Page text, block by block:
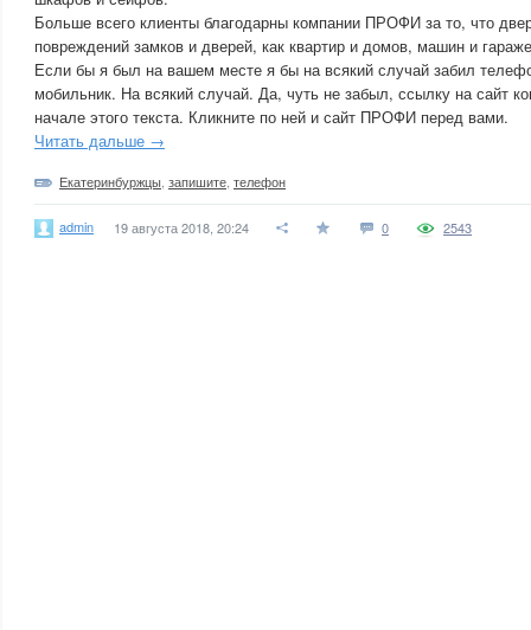
Больше всего клиенты благодарны компании ПРОФИ за то, что
повреждений замков и дверей, как квартир и домов, машин и
Если бы я был на вашем месте я бы на всякий случай забил
мобильник. На всякий случай. Да, чуть не забыл, ссылку на сайт
начале этого текста. Кликните по ней и сайт ПРОФИ перед вами.
Читать дальше →
Екатеринбуржцы запишите телефон
admin 19 августа 2018, 20:24 0 2543